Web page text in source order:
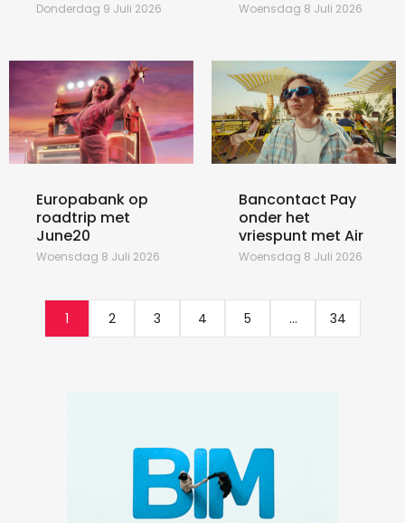
Donderdag 9 Juli 2026 Woensdag 8 Juli 2026
Europabank op
roadtrip met
June20
Woensdag 8 Juli 2026
Bancontact Pay
onder het
vriespunt met Air
Woensdag 8 Juli 2026
1 2 3 4 5 ... 34